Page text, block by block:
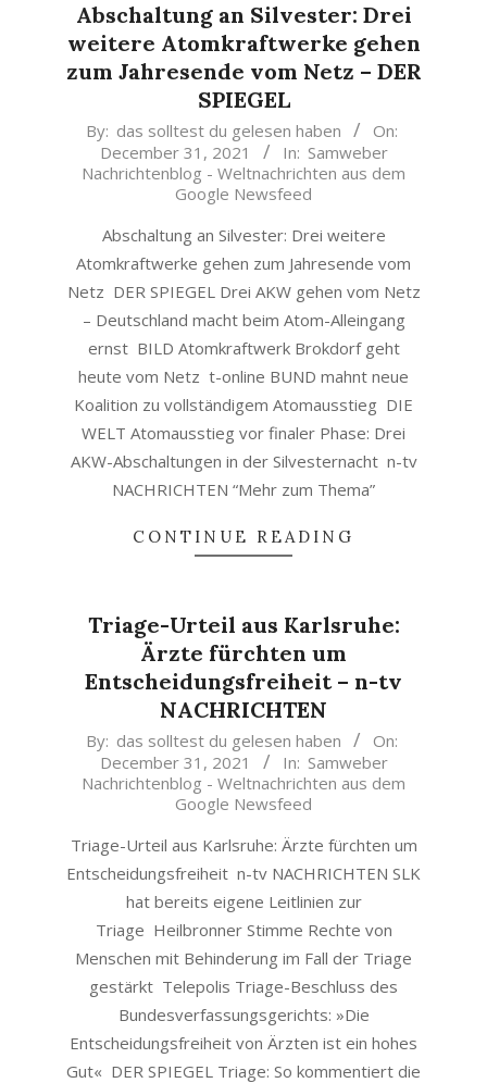
Abschaltung an Silvester: Drei
weitere Atomkraftwerke gehen
zum Jahresende vom Netz – DER
SPIEGEL
2021-
31
By: das solltest du gelesen haben
On:
December 31, 2021
In: Samweber
Nachrichtenblog - Weltnachrichten aus dem
Google Newsfeed
Abschaltung an Silvester: Drei weitere
Atomkraftwerke gehen zum Jahresende vom
Netz DER SPIEGEL Drei AKW gehen vom Netz
– Deutschland macht beim Atom-Alleingang
ernst BILD Atomkraftwerk Brokdorf geht
heute vom Netz t-online BUND mahnt neue
Koalition zu vollständigem Atomausstieg DIE
WELT Atomausstieg vor finaler Phase: Drei
AKW-Abschaltungen in der Silvesternacht n-tv
NACHRICHTEN “Mehr zum Thema”
CONTINUE READING
Triage-Urteil aus Karlsruhe:
Ärzte fürchten um
Entscheidungsfreiheit – n-tv
NACHRICHTEN
2021-
31
By: das solltest du gelesen haben
On:
December 31, 2021
In: Samweber
Nachrichtenblog - Weltnachrichten aus dem
Google Newsfeed
Triage-Urteil aus Karlsruhe: Ärzte fürchten um
Entscheidungsfreiheit n-tv NACHRICHTEN SLK
hat bereits eigene Leitlinien zur
Triage Heilbronner Stimme Rechte von
Menschen mit Behinderung im Fall der Triage
gestärkt Telepolis Triage-Beschluss des
Bundesverfassungsgerichts: »Die
Entscheidungsfreiheit von Ärzten ist ein hohes
Gut« DER SPIEGEL Triage: So kommentiert die